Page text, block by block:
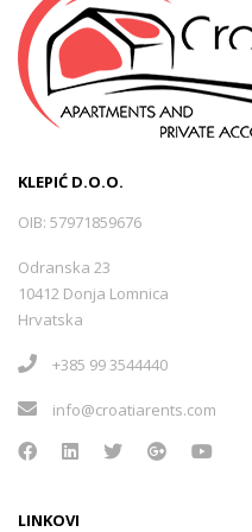
KLEPIĆ D.O.O.
OIB: 57971859676
Odranska 23
10412 Donja Lomnica
Hrvatska
+385 99 3544440
info@croatiarents.com
LINKOVI